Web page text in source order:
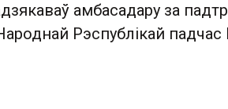
амбасадару за
Рэспублікай падчас